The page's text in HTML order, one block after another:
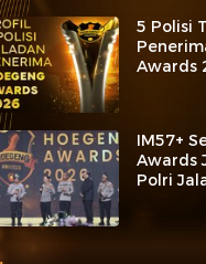
5 Polisi
Awards
IM57+
Awards
Polri